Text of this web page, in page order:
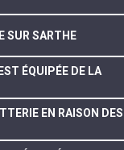
SUR SARTHE
ÉQUIPÉE DE LA
EN RAISON DES